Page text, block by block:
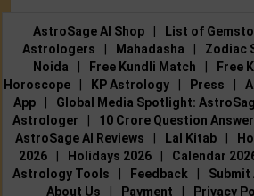
AstroSage AI Shop | List of
Astrologers
| Mahadasha | Zodiac
Noida
| Free Kundli Match | Free
Horoscope
| KP Astrology | Press |
App
|
Global Media Spotlight:
Astrologer
| 10 Crore Question
AstroSage AI Reviews
| Lal Kitab |
2026
| Holidays 2026 | Calendar
Astrology Tools
| Feedback |
About Us
| Payment | Privacy